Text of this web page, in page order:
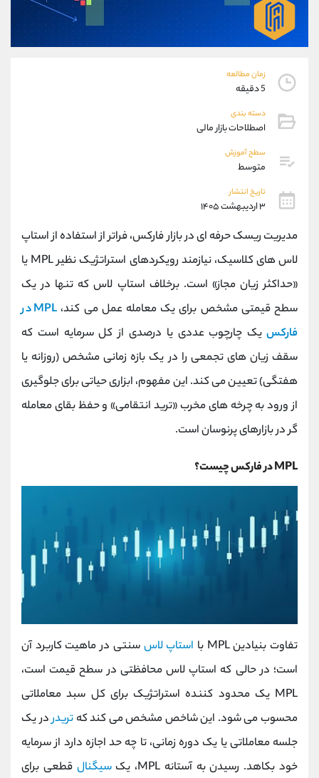
زمان مطالعه
5 دقیقه
دسته بندی
اصطلاحات بازار مالی
سطح آموزش
متوسط
تاریخ انتشار
۳ اردیبهشت ۱۴۰۵
مدیریت ریسک حرفه‌ ای در بازار فارکس، فراتر از استفاده از استاپ‌
لاس‌ های کلاسیک، نیازمند رویکردهای استراتژیک نظیر MPL یا
«حداکثر زیان مجاز» است. برخلاف استاپ‌ لاس که تنها در یک
سطح قیمتی مشخص برای یک معامله عمل می‌ کند،
MPL در
فارکس یک چارچوب عددی یا درصدی از کل سرمایه است که
سقف زیان‌ های تجمعی را در یک بازه زمانی مشخص (روزانه یا
هفتگی) تعیین می‌ کند. این مفهوم، ابزاری حیاتی برای جلوگیری
از ورود به چرخه‌ های مخرب «ترید انتقامی» و حفظ بقای معامله‌
گر در بازارهای پرنوسان است.
MPL در فارکس چیست؟
تفاوت بنیادین MPL با استاپ‌ لاس سنتی در ماهیت کاربرد آن
است؛ در حالی که استاپ‌ لاس محافظتی در سطح قیمت است،
MPL یک محدود کننده استراتژیک برای کل سبد معاملاتی
محسوب می‌ شود. این شاخص مشخص می‌ کند که تریدردر یک
جلسه معاملاتی یا یک دوره زمانی، تا چه حد اجازه دارد از سرمایه
خود بکاهد. رسیدن به آستانه MPL، یک
سیگنال قطعی برای
09304891085
واتساپ شروع گفتگو
تلگرام
پشتیبان فروش
موبایل
اطلاعات تماس
تلفن 021-22021030
021-22021040
بدون پیش شماره
اینستاگرام @alireza.mehrabii
کانال تلگرام @alirezamehrabi_com
@alirezamehrabi_official